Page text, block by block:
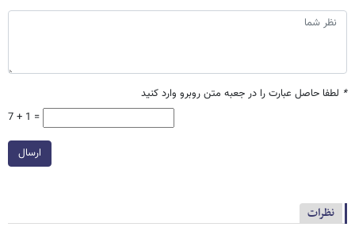
* لطفا حاصل عبارت را در جعبه متن روبرو وارد کنید
7 + 1 =
ارسال
نظرات